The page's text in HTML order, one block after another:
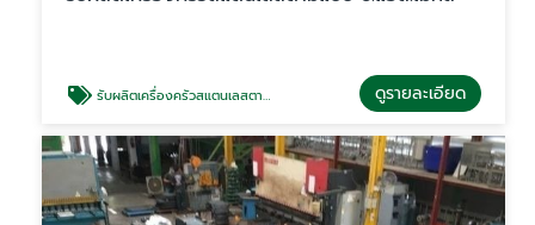
รับผลิตเครื่องครัวสแตนเลสตามแบบ ดูรายละเอียด